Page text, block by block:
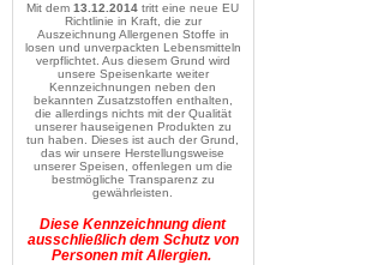
Mit dem13.12.2014 tritt eine neue EU
Richtlinie in Kraft, die zur
Auszeichnung Allergenen Stoffe in
losen und unverpackten Lebensmitteln
verpflichtet. Aus diesem Grund wird
unsere Speisenkarte weiter
Kennzeichnungen neben den
bekannten Zusatzstoffen enthalten,
die allerdings nichts mit der Qualität
unserer hauseigenen Produkten zu
tun haben. Dieses ist auch der Grund,
das wir unsere Herstellungsweise
unserer Speisen, offenlegen um die
bestmögliche Transparenz zu
gewährleisten.
Diese Kennzeichnung dient
ausschließlich dem Schutz von
Personen mit Allergien.